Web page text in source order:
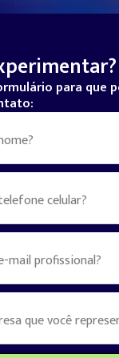
para que